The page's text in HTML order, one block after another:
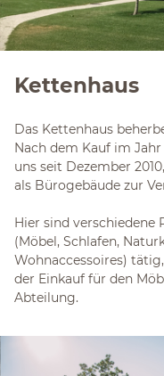
Kettenhaus
Das Kettenhaus
Nach dem Kauf im
uns seit Dezember
als Bürogebäude zur
Hier sind
(Möbel, Schlafen,
Wohnaccessoires)
der Einkauf für den
Abteilung.